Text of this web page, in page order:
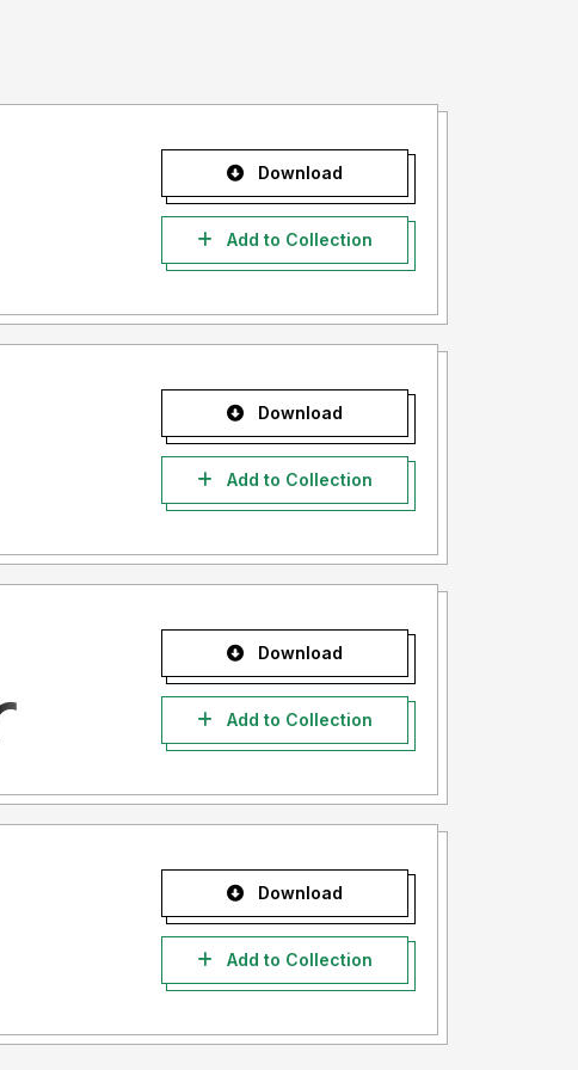
Download
Add to Collection
Download
Add to Collection
Download
Add to Collection
Download
Add to Collection